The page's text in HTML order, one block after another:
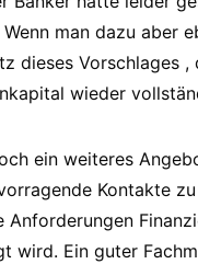
man dazu aber
dieses Vorschlages ,
wieder
ein weiteres
Kontakte
Anforderungen
wird. Ein guter